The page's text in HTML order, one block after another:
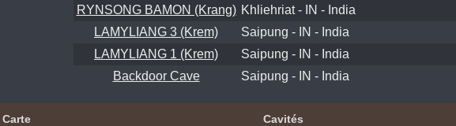
RYNSONG BAMON (Krang) Khliehriat - IN - India
LAMYLIANG 3 (Krem)
Saipung - IN - India
LAMYLIANG 1 (Krem)
Saipung - IN - India
Backdoor Cave
Saipung - IN - India
Carte Cavités